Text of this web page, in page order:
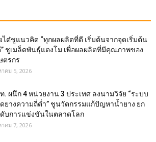
ไต๋ชูแนวคิด “ทุกผลผลิตที่ดี เริ่มต้นจากจุดเริ่มต้น
ชูเมล็ดพันธุ์แตงโม เพื่อผลผลิตที่มีคุณภาพของ
ตรกร
าคม 5, 2026
. ผนึก 4 หน่วยงาน 3 ประเทศ ลงนามวิจัย “ระบบ
ยางความถี่ต่ำ” ชูนวัตกรรมแก้ปัญหาน้ำยาง ยก
บการแข่งขันในตลาดโลก
าคม 7, 2026